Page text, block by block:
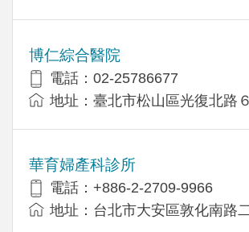
博仁綜合醫院
電話：02-25786677
地址：臺北市松山區光復北路
華育婦產科診所
電話：+886-2-2709-9966
地址：台北市大安區敦化南路